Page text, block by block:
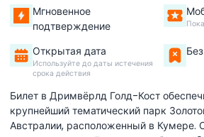
Мгновенное
подтверждение
Открытая дата
Используйте до даты истечения
срока действия
Билет в Дримвёрлд Голд-Кост
крупнейший тематический парк
Австралии, расположенный в Кумере.